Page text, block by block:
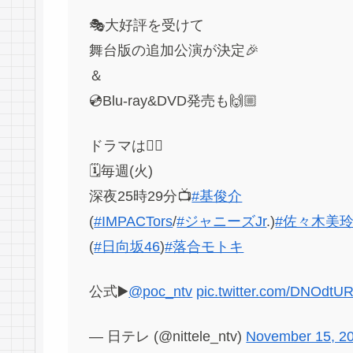
🎭大好評を受けて
舞台版の追加公演が決定🎉
＆
💿Blu-ray&DVD発売も🙌🏼
ドラマは👇🏼
🗓毎週(火)
深夜25時29分📺#基俊介
(#IMPACTors/#ジャニーズJr.)#佐々木美玲
(#日向坂46)#落合モトキ
公式▶️@poc_ntv pic.twitter.com/
— 日テレ (@nittele_ntv) November 15,